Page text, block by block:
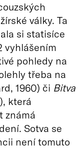
války. Ta
si statisíce
vyhlášením
pohledy na
třeba na
1960) či Bitva
která
známá
Sotva se
není tomuto